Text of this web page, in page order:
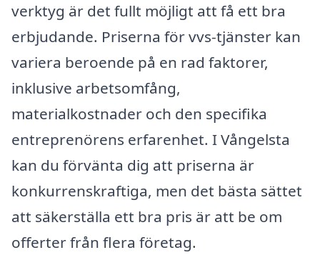
verktyg är det fullt möjligt att få ett bra
erbjudande. Priserna för vvs-tjänster kan
variera beroende på en rad faktorer,
inklusive arbetsomfång,
materialkostnader och den specifika
entreprenörens erfarenhet. I Vångelsta
kan du förvänta dig att priserna är
konkurrenskraftiga, men det bästa sättet
att säkerställa ett bra pris är att be om
offerter från flera företag.